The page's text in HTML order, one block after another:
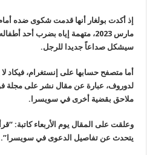
إذ أكدت بولغار أنها قدمت شكوى ضده
مارس 2023، متهمة إياه بضرب أحد
سيشكل صداعاً جديدا للرجل.
أما متصفح حسابها على إنستغرام،
لدوروف، عبارة عن مقال نشر على مجلة
ملاحق بقضية أخرى في سويسرا.
وعلقت على المقال يوم الأربعاء كاتبة:
يتحدث عن تفاصيل الدعوى في سويسرا”.